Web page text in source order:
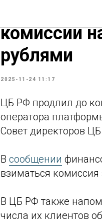
ЦБ РФ
комиссии
рублями
2025-11-24 11:17
ЦБ РФ продлил до
оператора
Совет директоров
В сообщении
взиматься
В ЦБ РФ также
числа их клиентов